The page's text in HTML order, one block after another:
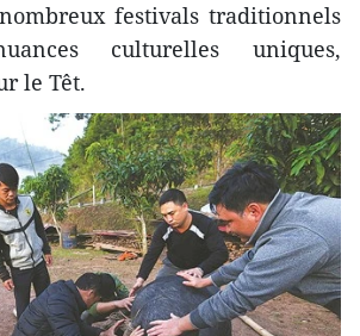
festivals traditionnels
culturelles uniques,
le Têt.